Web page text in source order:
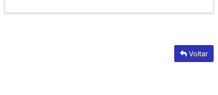
Voltar